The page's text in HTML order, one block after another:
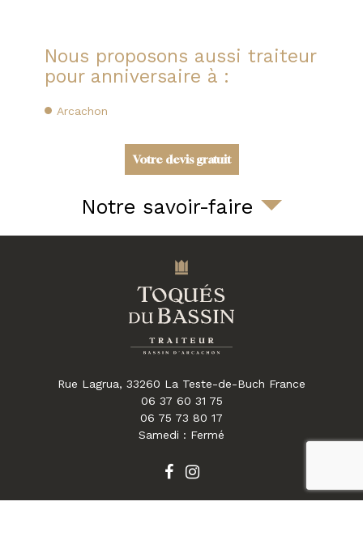
Nous proposons aussi traiteur
pour anniversaire à :
Arcachon
Votre devis gratuit
Notre savoir-faire
Rue Lagrua, 33260 La Teste-de-Buch France
06 37 60 31 75
06 75 73 80 17
Samedi : Fermé